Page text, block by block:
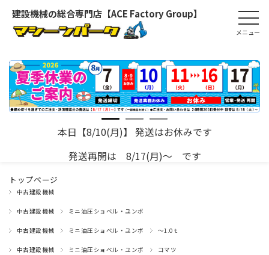
建設機械の総合専門店【ACE Factory Group】
本日【8/10(月)】 発送はお休みです
発送再開は 8/17(月)～ です
トップページ
中古建設機械
中古建設機械 ミニ油圧ショベル・ユンボ
中古建設機械 ミニ油圧ショベル・ユンボ ～1.0ｔ
中古建設機械 ミニ油圧ショベル・ユンボ コマツ